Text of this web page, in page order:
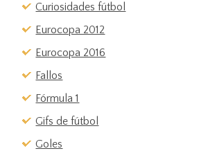
Curiosidades fútbol
Eurocopa 2012
Eurocopa 2016
Fallos
Fórmula 1
Gifs de fútbol
Goles